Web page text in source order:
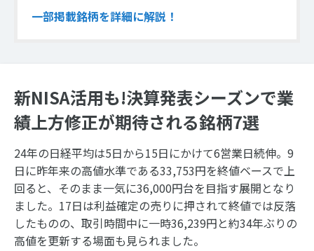
一部掲載銘柄を詳細に解説！
新NISA活用も!決算発表シーズンで業
績上方修正が期待される銘柄7選
24年の日経平均は5日から15日にかけて6営業日続伸。9
日に昨年来の高値水準である33,753円を終値ベースで上
回ると、そのまま一気に36,000円台を目指す展開となり
ました。17日は利益確定の売りに押されて終値では反落
したものの、取引時間中に一時36,239円と約34年ぶりの
高値を更新する場面も見られました。